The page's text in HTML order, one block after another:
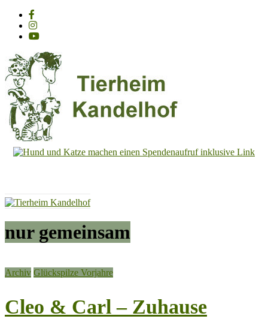
Tierheim
Hoffnung
für
Tiere
nur gemeinsam
Archiv Glückspilze Vorjahre
Cleo & Carl – Zuhause